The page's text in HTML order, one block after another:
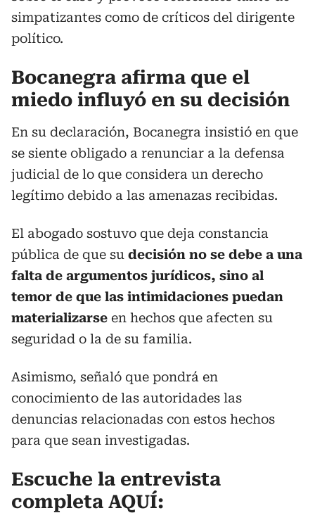
simpatizantes como de críticos del dirigente
político.
Bocanegra afirma que el
miedo influyó en su decisión
En su declaración, Bocanegra insistió en que
se siente obligado a renunciar a la defensa
judicial de lo que considera un derecho
legítimo debido a las amenazas recibidas.
El abogado sostuvo que deja constancia
pública de que su decisión no se debe a una
falta de argumentos jurídicos, sino al
temor de que las intimidaciones puedan
materializarse en hechos que afecten su
seguridad o la de su familia.
Asimismo, señaló que pondrá en
conocimiento de las autoridades las
denuncias relacionadas con estos hechos
para que sean investigadas.
Escuche la entrevista
completa AQUÍ: